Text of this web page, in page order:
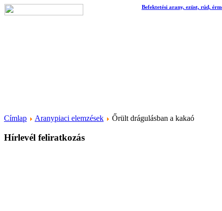
Befektetési arany, ezüst, rúd,
Címlap Aranypiaci elemzések Őrült drágulásban a kakaó
Hírlevél feliratkozás